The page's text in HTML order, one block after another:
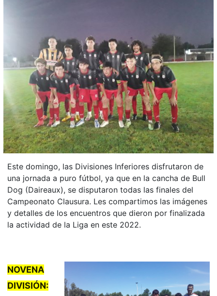
Este domingo, las Divisiones Inferiores disfrutaron de
una jornada a puro fútbol, ya que en la cancha de Bull
Dog (Daireaux), se disputaron todas las finales del
Campeonato Clausura. Les compartimos las imágenes
y detalles de los encuentros que dieron por finalizada
la actividad de la Liga en este 2022.
NOVENA
DIVISIÓN: